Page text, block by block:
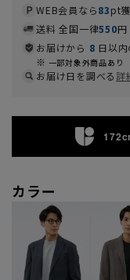
WEB会員なら83pt
送料 全国一律550円
お届けから 8 日以
一部対象外商品あり
お届け日を調べる詳
カラー